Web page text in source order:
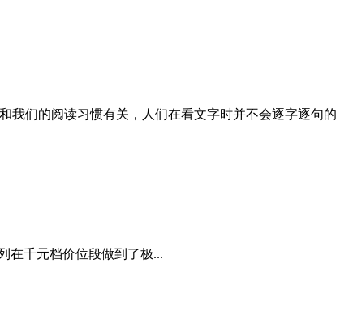
我们的阅读习惯有关，人们在看文字时并不会逐字逐句的
在千元档价位段做到了极...